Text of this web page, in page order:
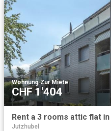
Wohnung·Zur Miete
CHF 1'404
Rent a 3 rooms attic flat
Jutzhubel